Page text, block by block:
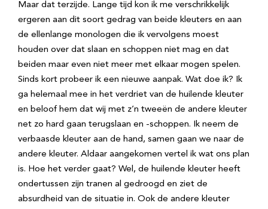
Maar dat terzijde. Lange tijd kon ik me verschrikkelijk
ergeren aan dit soort gedrag van beide kleuters en aan
de ellenlange monologen die ik vervolgens moest
houden over dat slaan en schoppen niet mag en dat
beiden maar even niet meer met elkaar mogen spelen.
Sinds kort probeer ik een nieuwe aanpak. Wat doe ik? Ik
ga helemaal mee in het verdriet van de huilende kleuter
en beloof hem dat wij met z’n tweeën de andere kleuter
net zo hard gaan terugslaan en -schoppen. Ik neem de
verbaasde kleuter aan de hand, samen gaan we naar de
andere kleuter. Aldaar aangekomen vertel ik wat ons plan
is. Hoe het verder gaat? Wel, de huilende kleuter heeft
ondertussen zijn tranen al gedroogd en ziet de
absurdheid van de situatie in. Ook de andere kleuter